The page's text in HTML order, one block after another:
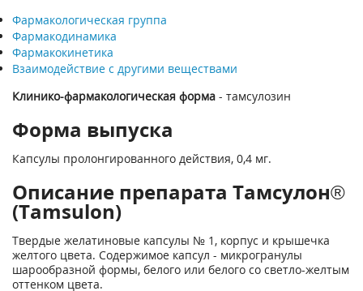
Фармакологическая группа
Фармакодинамика
Фармакокинетика
Взаимодействие с другими веществами
Клинико-фармакологическая форма - тамсулозин
Форма выпуска
Капсулы пролонгированного действия, 0,4 мг.
Описание препарата Тамсулон®
(Tamsulon)
Твердые желатиновые капсулы № 1, корпус и крышечка
желтого цвета. Содержимое капсул - микрогранулы
шарообразной формы, белого или белого со светло-желтым
оттенком цвета.